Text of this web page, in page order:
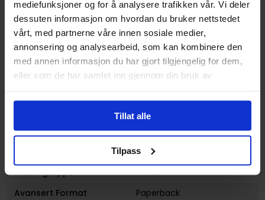
mediefunksjoner og for å analysere trafikken vår. Vi deler
dessuten informasjon om hvordan du bruker nettstedet
vårt, med partnerne våre innen sosiale medier,
annonsering og analysearbeid, som kan kombinere den
med annen informasjon du har gjort tilgjengelig for dem,
eller som de har samlet inn gjennom din bruk av
Tillat alle
Tilpass
Forfattere
Claire Roe,Julie Bensonog
Shawna Benson
Illustratør
Claire Roe
Antall Sider
168
(dd.mm.yyyy)
12.12.2017
2
Aldersgruppe
Voksen
Avansert Format
Paperback